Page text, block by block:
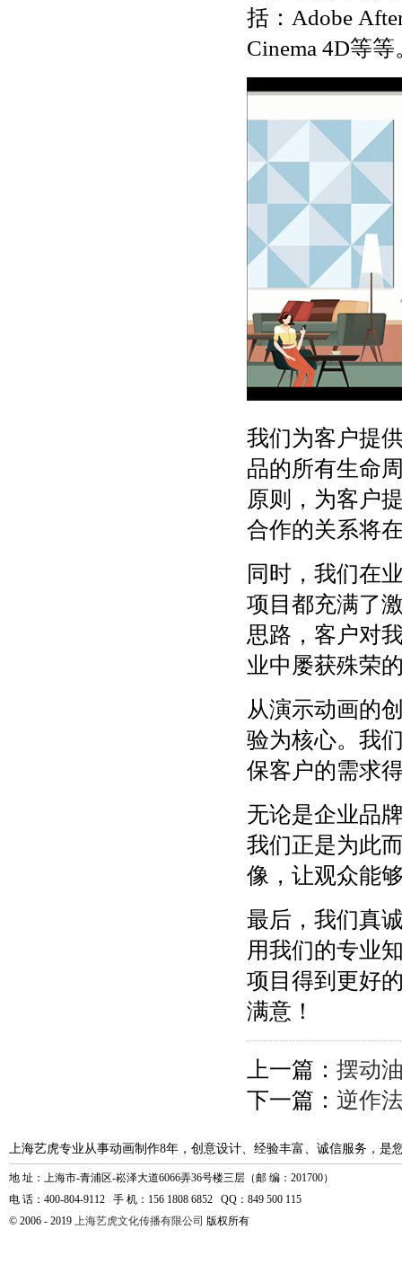
括：Adobe
Cinema 4D等等
我们为客户提
品的所有生命
原则，为客户
合作的关系将
同时，我们在
项目都充满了
思路，客户对
业中屡获殊荣
从演示动画的
验为核心。我
保客户的需求
无论是企业品
我们正是为此
像，让观众能
最后，我们真
用我们的专业
项目得到更好
满意！
上一篇： 摆动
下一篇： 逆作
上海艺虎专业从事动画制作8年，创意设计、经验丰富、诚信服务，是
地 址：上海市-青浦区-崧泽大道6066弄36号楼三层（邮 编：201700）
电 话：400-804-9112 手 机：156 1808 6852 QQ：849 500 115
© 2006 - 2019 上海艺虎文化传播有限公司 版权所有